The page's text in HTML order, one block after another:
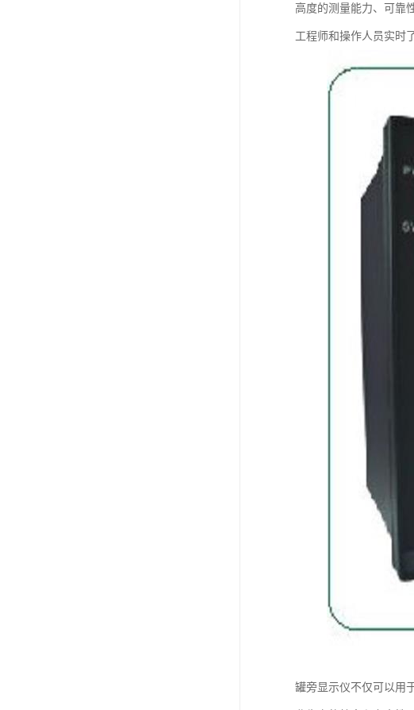
高度的测量能力、可靠
工程师和操作人员实时
罐旁显示仪不仅可以用